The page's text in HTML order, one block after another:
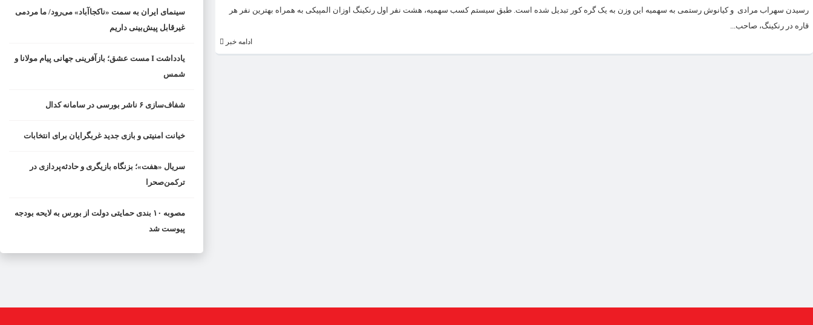
رسیدن سهراب مرادی و کیانوش رستمی به سهمیه این وزن به یک گره کور تبدیل شده است. طبق سیستم کسب سهمیه، هشت نفر اول رنکینگ اوزان المپیکی به همراه بهترین نفر هر
قاره در رنکینگ، صاحب...
ادامه خبر
سینمای ایران به سمت «ناکجاآباد» می‌رود/ ما مردمی
غیرقابل پیش‌بینی داریم
یادداشت I مست عشق؛ بازآفرینی جهانی پیام مولانا و
شمس
شفاف‌سازی ۶ ناشر بورسی در سامانه کدال
خیانت امنیتی و بازی جدید غربگرایان برای انتخابات
سریال «هفت»؛ بزنگاه بازیگری و حادثه‌پردازی در
ترکمن‌صحرا
مصوبه ۱۰ بندی حمایتی دولت از بورس به لایحه بودجه
پیوست شد